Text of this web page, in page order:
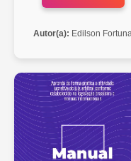
Autor(a): Edilson